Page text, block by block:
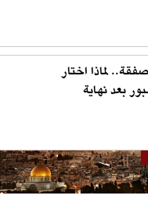
لماذا اختار
بعد نهاية